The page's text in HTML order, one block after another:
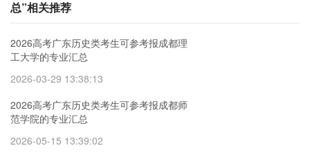
总”相关推荐
2026高考广东历史类考生可参考报成都理
工大学的专业汇总
2026-03-29 13:38:13
2026高考广东历史类考生可参考报成都师
范学院的专业汇总
2026-05-15 13:39:02